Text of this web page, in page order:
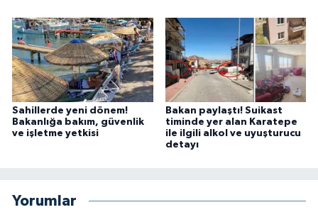
Sahillerde yeni dönem!
Bakanlığa bakım, güvenlik
ve işletme yetkisi
Bakan paylaştı! Suikast
timinde yer alan Karatepe
ile ilgili alkol ve uyuşturucu
detayı
Yorumlar